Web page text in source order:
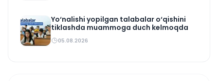
Yo‘nalishi yopilgan talabalar o‘qishini
tiklashda muammoga duch kelmoqda
05.08.2026